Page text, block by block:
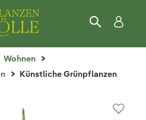
Wohnen
Künstliche Grünpflanzen